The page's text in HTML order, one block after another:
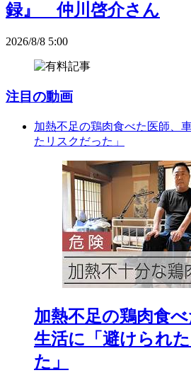
録』 仲川啓介さん
2026/8/8 5:00
注目の動画
加熱不足の鶏肉食べた医師、
たリスクだった」
加熱不足の鶏肉食
生活に「避けられ
た」